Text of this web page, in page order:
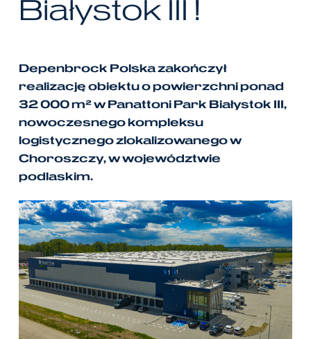
Białystok III !
Depenbrock Polska zakończył
realizację obiektu o powierzchni ponad
32 000 m² w Panattoni Park Białystok III,
nowoczesnego kompleksu
logistycznego zlokalizowanego w
Choroszczy, w województwie
podlaskim.